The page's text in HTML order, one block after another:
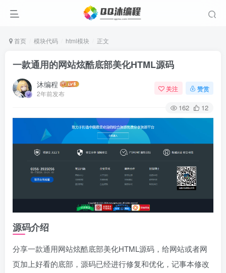
首页 模块代码 html模块 正文
一款通用的网站炫酷底部美化HTML源码
沐编程
2年前发布
关注 赞赏
162 12
源码介绍
分享一款通用网站炫酷底部美化HTML源码，给网站或者网
页加上好看的底部，源码已经进行修复和优化，记事本修改